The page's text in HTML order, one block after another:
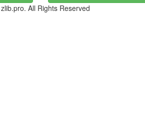
All Rights Reserved